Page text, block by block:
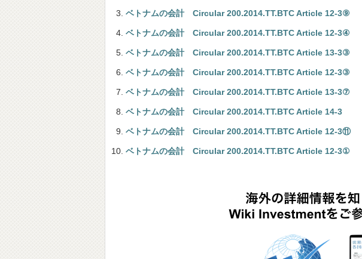
ベトナムの会計 Circular 200.2014.TT.BTC Article 12-3⑨
ベトナムの会計 Circular 200.2014.TT.BTC Article 12-3④
ベトナムの会計 Circular 200.2014.TT.BTC Article 13-3③
ベトナムの会計 Circular 200.2014.TT.BTC Article 12-3③
ベトナムの会計 Circular 200.2014.TT.BTC Article 13-3⑦
ベトナムの会計 Circular 200.2014.TT.BTC Article 14-3
ベトナムの会計 Circular 200.2014.TT.BTC Article 12-3⑪
ベトナムの会計 Circular 200.2014.TT.BTC Article 12-3①